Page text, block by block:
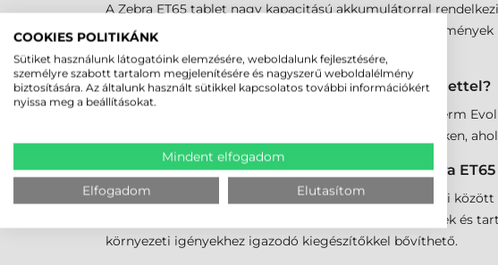
A Zebra ET65 tablet nagy kapacitású akkumulátorral
akkumulátorának élettartama normál használati körülmények
Van LTE kapcsolat lehetőség a Zebra ET65 tablettel?
Igen, a Zebra ET65 ipari tablet rendelkezik LTE (Long-Term
táblagépen, amely kiváló megoldást nyújt olyan helyeken,
Milyen tartozékok állnak rendelkezésre a Zebra
A Zebra ET65 tablet opcionálisan választható tartozékai
vonalkódolvasáshoz, valamint különböző töltők, kábelek és
környezeti igényekhez igazodó kiegészítőkkel bővíthető.
COOKIES POLITIKÁNK
Sütiket használunk látogatóink elemzésére, weboldalunk fejlesztésére,
személyre szabott tartalom megjelenítésére és nagyszerű weboldalélmény
biztosítására. Az általunk használt sütikkel kapcsolatos további információkért
nyissa meg a beállításokat.
Mindent elfogadom
Elfogadom Elutasítom